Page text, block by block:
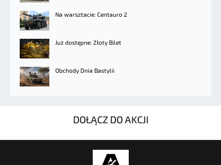
Na warsztacie: Centauro 2
Już dostępne: Złoty Bilet
Obchody Dnia Bastylii
DOŁĄCZ DO AKCJI